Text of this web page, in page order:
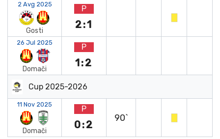
2 Avg 2025
Gosti
P
2:1
26 Jul 2025
Domači
P
1:2
Cup 2025-2026
11 Nov 2025
Domači
P
0:2
90`